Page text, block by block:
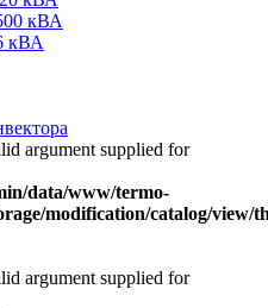
кВА
кВА
argument supplied for
data/www/termo-
modification/catalog/view/
argument supplied for